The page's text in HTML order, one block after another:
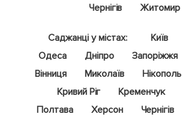
Чернігів
Житомир
Саджанці у містах: Київ
Одеса
Дніпро Запоріжжя
Вінниця
Миколаїв Нікополь
Кривий Ріг
Кременчук
Полтава
Херсон Чернігів